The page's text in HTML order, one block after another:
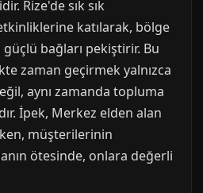
Rize'de sık sık
katılarak, bölge
bağları pekiştirir. Bu
zaman geçirmek yalnızca
aynı zamanda topluma
İpek, Merkez elden alan
müşterilerinin
ötesinde, onlara değerli